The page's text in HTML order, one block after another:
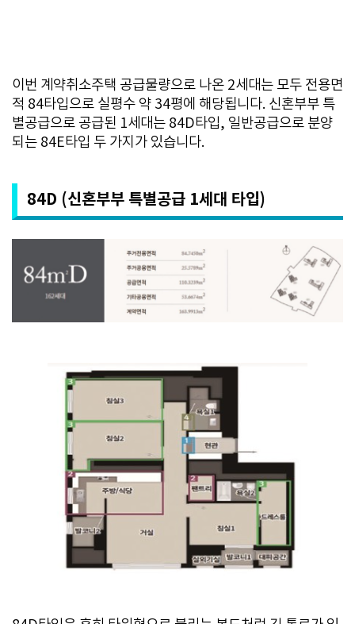
이번 계약취소주택 공급물량으로 나온 2세대는 모두 전용면
적 84타입으로 실평수 약 34평에 해당됩니다. 신혼부부 특
별공급으로 공급된 1세대는 84D타입, 일반공급으로 분양
되는 84E타입 두 가지가 있습니다.
84D (신혼부부 특별공급 1세대 타입)